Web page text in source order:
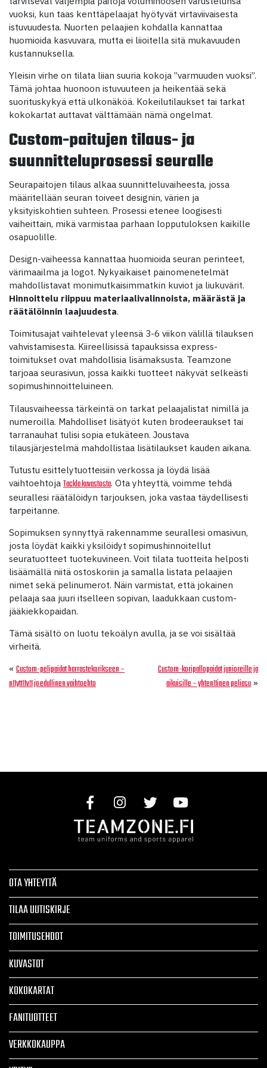
vuoksi, kun taas kenttäpelaajat hyötyvät virtaviivaisesta
istuvuudesta. Nuorten pelaajien kohdalla kannattaa
huomioida kasvuvara, mutta ei liioitella sitä mukavuuden
kustannuksella.
Yleisin virhe on tilata liian suuria kokoja ”varmuuden vuoksi”.
Tämä johtaa huonoon istuvuuteen ja heikentää sekä
suorituskykyä että ulkonäköä. Kokeilutilaukset tai tarkat
kokokartat auttavat välttämään nämä ongelmat.
Custom-paitujen tilaus- ja
suunnitteluprosessi seuralle
Seurapaitojen tilaus alkaa suunnitteluvaiheesta, jossa
määritellään seuran toiveet designin, värien ja
yksityiskohtien suhteen. Prosessi etenee loogisesti
vaiheittain, mikä varmistaa parhaan lopputuloksen kaikille
osapuolille.
Design-vaiheessa kannattaa huomioida seuran perinteet,
värimaailma ja logot. Nykyaikaiset painomenetelmät
mahdollistavat monimutkaisimmatkin kuviot ja liukuvärit.
Hinnoittelu riippuu materiaalivalinnoista, määrästä ja
räätälöinnin laajuudesta.
Toimitusajat vaihtelevat yleensä 3-6 viikon välillä tilauksen
vahvistamisesta. Kiireellisissä tapauksissa express-
toimitukset ovat mahdollisia lisämaksusta. Teamzone
tarjoaa seurasivun, jossa kaikki tuotteet näkyvät selkeästi
sopimushinnoitteluineen.
Tilausvaiheessa tärkeintä on tarkat pelaajalistat nimillä ja
numeroilla. Mahdolliset lisätyöt kuten brodeeraukset tai
tarranauhat tulisi sopia etukäteen. Joustava
tilausjärjestelmä mahdollistaa lisätilaukset kauden aikana.
Tutustu esittelytuotteisiin verkossa ja löydä lisää
vaihtoehtoja Tackla kuvastosta. Ota yhteyttä, voimme tehdä
seurallesi räätälöidyn tarjouksen, joka vastaa täydellisesti
tarpeitanne.
Sopimuksen synnyttyä rakennamme seurallesi omasivun,
josta löydät kaikki yksilöidyt sopimushinnoitellut
seuratuotteet tuotekuvineen. Voit tilata tuotteita helposti
lisäämällä niitä ostoskoriin ja samalla listata pelaajien
nimet sekä pelinumerot. Näin varmistat, että jokainen
pelaaja saa juuri itselleen sopivan, laadukkaan custom-
jääkiekkopaidan.
Tämä sisältö on luotu tekoälyn avulla, ja se voi sisältää
virheitä.
« Custom-pelipaidat harrastekorikseen –
näyttävä ja edullinen vaihtoehto
Custom-koripallopaidat junioreille ja
aikuisille – yhtenäinen peliasu »
OTA YHTEYTTÄ
TILAA UUTISKIRJE
TOIMITUSEHDOT
KUVASTOT
KOKOKARTAT
FANITUOTTEET
VERKKOKAUPPA